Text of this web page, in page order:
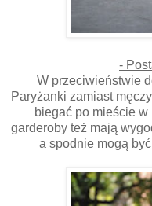
-
W przeciwieństwie
Paryżanki zamiast
biegać po mieście w
garderoby też mają
a spodnie mogą